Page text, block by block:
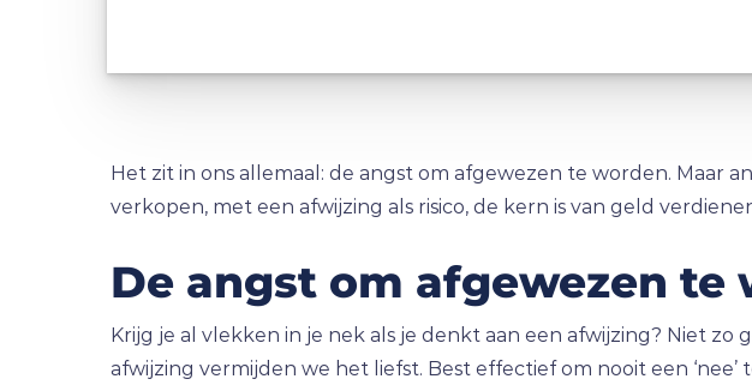
Het zit in ons allemaal: de angst om afgewezen te worden. Maar
verkopen, met een afwijzing als risico, de kern is van geld
De angst om afgewezen te
Krijg je al vlekken in je nek als je denkt aan een afwijzing? Niet zo
afwijzing vermijden we het liefst. Best effectief om nooit een